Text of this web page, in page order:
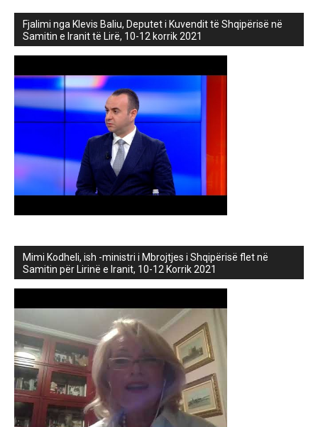
Fjalimi nga Klevis Baliu, Deputet i Kuvendit të Shqipërisë në
Samitin e Iranit të Lirë, 10-12 korrik 2021
Mimi Kodheli, ish -ministri i Mbrojtjes i Shqipërisë flet në
Samitin për Lirinë e Iranit, 10-12 Korrik 2021